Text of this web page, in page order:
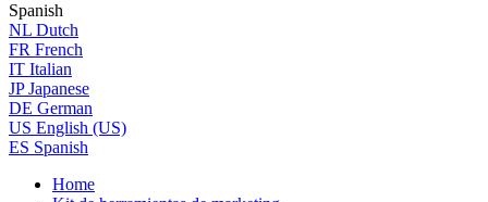
Spanish
NL Dutch
FR French
IT Italian
JP Japanese
DE German
US English (US)
ES Spanish
Home